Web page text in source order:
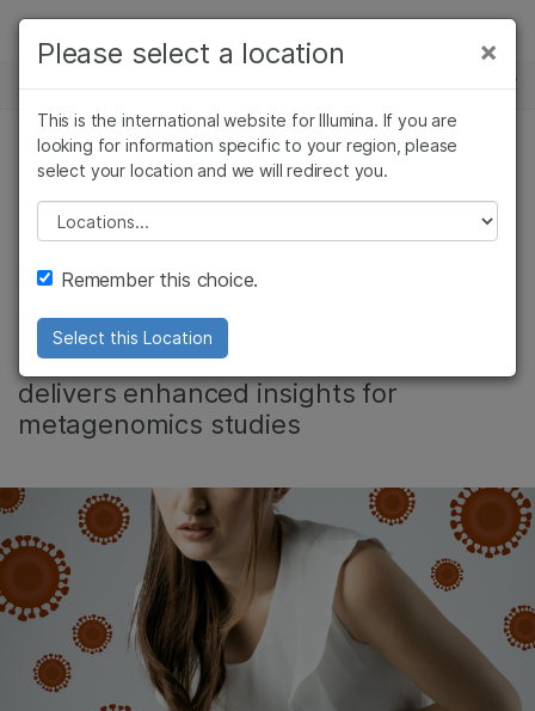
Skip to content
솔루션
학습
회사
지원
추천 링크
뉴스 센터
미생물 유전체학
What is Your Gut
Telling You?
NGS-based microbiome profiling
delivers enhanced insights for
metagenomics studies
×
암 연구
미생물학 연구
농업유전체학 연구
복합 질환 연구
임상 종양학 연구
생식 보건 연구
연구
×
Please select a location
This is the international website for Illumina. If you are
looking for information specific to your region, please
select your location and we will redirect you.
Please select a location
Remember this choice.
Select this Location